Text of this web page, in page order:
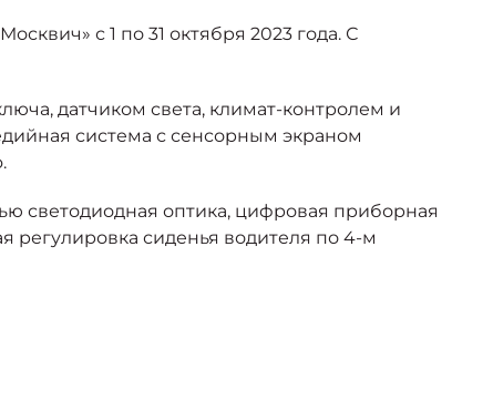
с 1 по 31 октября 2023 года. С
датчиком света, климат-контролем и
система с сенсорным экраном
светодиодная оптика, цифровая приборная
регулировка сиденья водителя по 4-м